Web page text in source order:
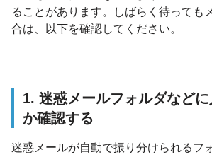
ることがあります。しばらく待っても
合は、以下を確認してください。
1. 迷惑メールフォルダなど
か確認する
迷惑メールが自動で振り分けられるフ